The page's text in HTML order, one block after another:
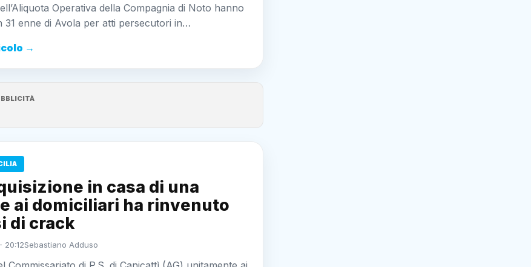
Operativa della Compagnia di Noto hanno
31 enne di Avola per atti persecutori in…
→
in casa di una
ai domiciliari ha rinvenuto
di crack
20:12Sebastiano Adduso